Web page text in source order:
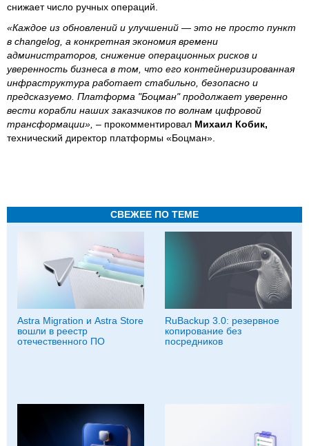
снижает число ручных операций.
«Каждое из обновлений и улучшений — это не просто пункт
в changelog, а конкретная экономия времени
администраторов, снижение операционных рисков и
уверенность бизнеса в том, что его контейнеризированная
инфраструктура работает стабильно, безопасно и
предсказуемо. Платформа "Боцман" продолжает уверенно
вести корабли наших заказчиков по волнам цифровой
трансформации», – прокомментировал Михаил Кобик,
технический директор платформы «Боцман».
СВЕЖЕЕ ПО ТЕМЕ
Astra Migration и Astra Store
вошли в реестр
отечественного ПО
RuBackup 3.0: резервное
копирование без
посредников